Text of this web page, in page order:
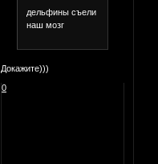
дельфины съели
наш мозг
Докажите)))
0